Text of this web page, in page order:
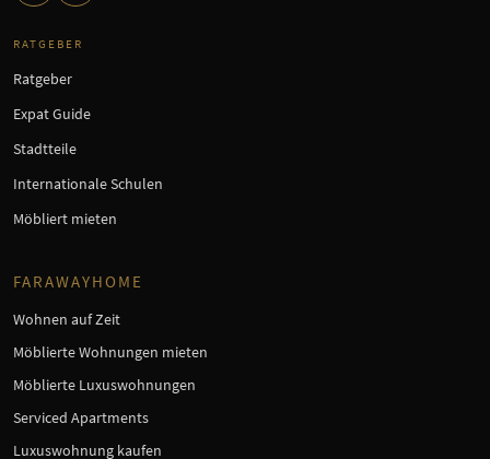
RATGEBER
Ratgeber
Expat Guide
Stadtteile
Internationale Schulen
Möbliert mieten
FARAWAYHOME
Wohnen auf Zeit
Möblierte Wohnungen mieten
Möblierte Luxuswohnungen
Serviced Apartments
Luxuswohnung kaufen